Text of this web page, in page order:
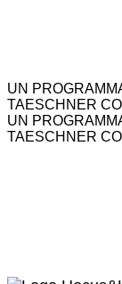
UN
TAESCHNER
UN
TAESCHNER